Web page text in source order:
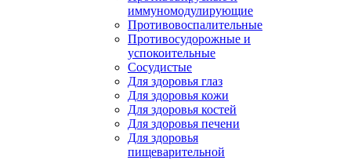
иммуномодулирующие
Противовоспалительные
Противосудорожные и
успокоительные
Сосудистые
Для здоровья глаз
Для здоровья кожи
Для здоровья костей
Для здоровья печени
Для здоровья
пищеварительной